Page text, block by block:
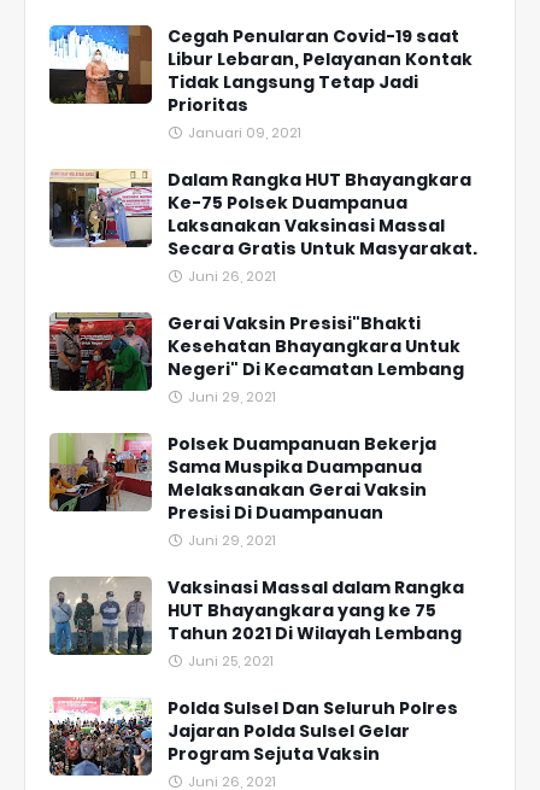
Cegah Penularan Covid-19 saat
Libur Lebaran, Pelayanan Kontak
Tidak Langsung Tetap Jadi
Prioritas
Januari 09, 2021
Dalam Rangka HUT Bhayangkara
Ke-75 Polsek Duampanua
Laksanakan Vaksinasi Massal
Secara Gratis Untuk Masyarakat.
Juni 26, 2021
Gerai Vaksin Presisi"Bhakti
Kesehatan Bhayangkara Untuk
Negeri" Di Kecamatan Lembang
Juni 29, 2021
Polsek Duampanuan Bekerja
Sama Muspika Duampanua
Melaksanakan Gerai Vaksin
Presisi Di Duampanuan
Juni 29, 2021
Vaksinasi Massal dalam Rangka
HUT Bhayangkara yang ke 75
Tahun 2021 Di Wilayah Lembang
Juni 25, 2021
Polda Sulsel Dan Seluruh Polres
Jajaran Polda Sulsel Gelar
Program Sejuta Vaksin
Juni 26, 2021